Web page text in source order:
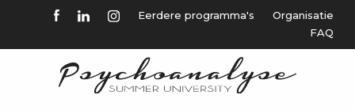
Eerdere programma's
Organisatie
FAQ